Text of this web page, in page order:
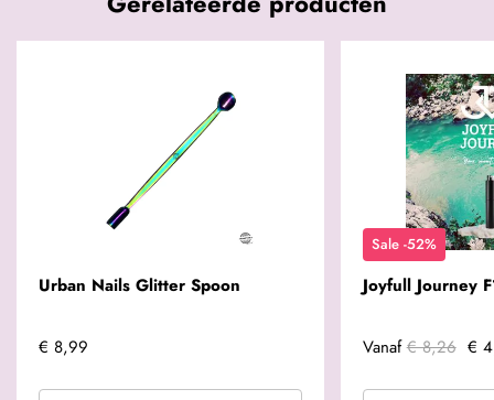
Urban Nails Glitter Spoon
€ 8,99
Sale -52%
Joyfull Journey
Vanaf € 8,26 €